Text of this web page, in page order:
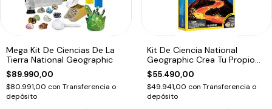
Mega Kit De Ciencias De La
Tierra National Geographic
$89.990,00
$80.991,00 con Transferencia o
depósito
Kit De Ciencia National
Geographic Crea Tu Propio
Volcán
$55.490,00
$49.941,00 con Transferencia o
depósito